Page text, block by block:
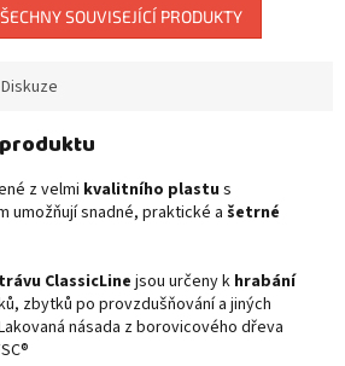
SOUVISEJÍCÍ PRODUKTY
Diskuze
z velmi kvalitního plastu s
umožňují snadné, praktické a šetrné
ClassicLine jsou určeny k hrabání
zbytků po provzdušňování a jiných
násada z borovicového dřeva